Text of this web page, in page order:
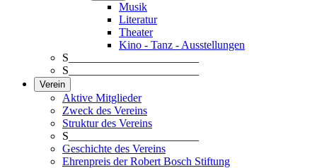
Musik
Literatur
Theater
Kino - Tanz - Ausstellungen
S_______________________
S_______________________
Verein
Aktive Mitglieder
Zweck des Vereins
Struktur des Vereins
S_______________________
Geschichte des Vereins
Ehrenpreis der Robert Bosch Stiftung